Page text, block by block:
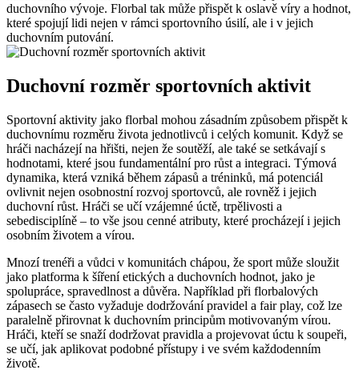
duchovního vývoje. Florbal tak může přispět k oslavě víry a hodnot,
které spojují lidi nejen v rámci sportovního úsilí, ale i v jejich
duchovním putování.
Duchovní rozměr sportovních aktivit
Sportovní aktivity jako florbal mohou zásadním způsobem přispět k
duchovnímu rozměru života jednotlivců i celých komunit. Když se
hráči nacházejí na hřišti, nejen že soutěží, ale také se setkávají s
hodnotami, které jsou fundamentální pro růst a integraci. Týmová
dynamika, která vzniká během zápasů a tréninků, má potenciál
ovlivnit nejen osobnostní rozvoj sportovců, ale rovněž i jejich
duchovní růst. Hráči se učí vzájemné úctě, trpělivosti a
sebedisciplíně – to vše jsou cenné atributy, které procházejí i jejich
osobním životem a vírou.
Mnozí trenéři a vůdci v komunitách chápou, že sport může sloužit
jako platforma k šíření etických a duchovních hodnot, jako je
spolupráce, spravedlnost a důvěra. Například při florbalových
zápasech se často vyžaduje dodržování pravidel a fair play, což lze
paralelně přirovnat k duchovním principům motivovaným vírou.
Hráči, kteří se snaží dodržovat pravidla a projevovat úctu k soupeři,
se učí, jak aplikovat podobné přístupy i ve svém každodenním
životě.